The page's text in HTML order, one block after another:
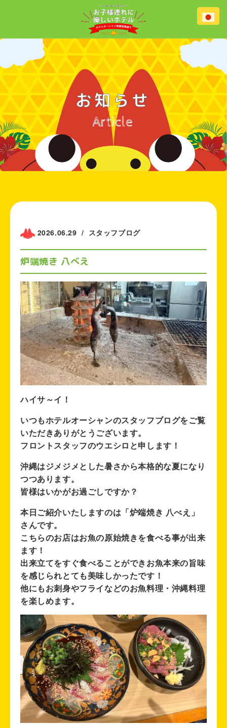
2026.06.29 / スタッフブログ
炉端焼き 八べえ
ハイサ～イ！
いつもホテルオーシャンのスタッフブログをご覧
いただきありがとうございます。
フロントスタッフのウエシロと申します！
沖縄はジメジメとした暑さから本格的な夏になり
つつあります。
皆様はいかがお過ごしですか？
本日ご紹介いたしますのは「炉端焼き 八べえ」
さんです。
こちらのお店はお魚の原始焼きを食べる事が出来
ます！
出来立てをすぐ食べることができお魚本来の旨味
を感じられとても美味しかったです！
他にもお刺身やフライなどのお魚料理・沖縄料理
を楽しめます。